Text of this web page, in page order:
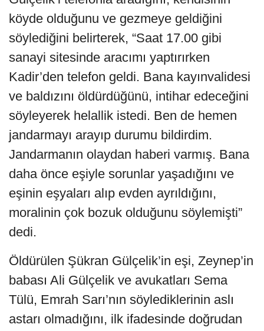
köyde olduğunu ve gezmeye geldiğini
söylediğini belirterek, “Saat 17.00 gibi
sanayi sitesinde aracımı yaptırırken
Kadir’den telefon geldi. Bana kayınvalidesi
ve baldızını öldürdüğünü, intihar edeceğini
söyleyerek helallik istedi. Ben de hemen
jandarmayı arayıp durumu bildirdim.
Jandarmanın olaydan haberi varmış. Bana
daha önce eşiyle sorunlar yaşadığını ve
eşinin eşyaları alıp evden ayrıldığını,
moralinin çok bozuk olduğunu söylemişti”
dedi.
Öldürülen Şükran Gülçelik’in eşi, Zeynep’in
babası Ali Gülçelik ve avukatları Sema
Tülü, Emrah Sarı’nın söylediklerinin aslı
astarı olmadığını, ilk ifadesinde doğrudan